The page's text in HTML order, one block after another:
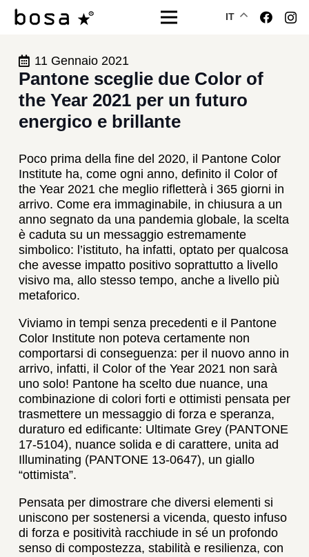
IT
11 Gennaio 2021
Pantone sceglie due Color of
the Year 2021 per un futuro
energico e brillante
Poco prima della fine del 2020, il Pantone Color
Institute ha, come ogni anno, definito il Color of
the Year 2021 che meglio rifletterà i 365 giorni in
arrivo. Come era immaginabile, in chiusura a un
anno segnato da una pandemia globale, la scelta
è caduta su un messaggio estremamente
simbolico: l’istituto, ha infatti, optato per qualcosa
che avesse impatto positivo soprattutto a livello
visivo ma, allo stesso tempo, anche a livello più
metaforico.
Viviamo in tempi senza precedenti e il Pantone
Color Institute non poteva certamente non
comportarsi di conseguenza: per il nuovo anno in
arrivo, infatti, il Color of the Year 2021 non sarà
uno solo! Pantone ha scelto due nuance, una
combinazione di colori forti e ottimisti pensata per
trasmettere un messaggio di forza e speranza,
duraturo ed edificante: Ultimate Grey (PANTONE
17-5104), nuance solida e di carattere, unita ad
Illuminating (PANTONE 13-0647), un giallo
“ottimista”.
Pensata per dimostrare che diversi elementi si
uniscono per sostenersi a vicenda, questo infuso
di forza e positività racchiude in sé un profondo
senso di compostezza, stabilità e resilienza, con